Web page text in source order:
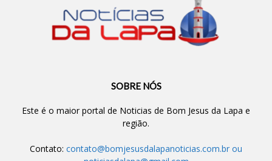
SOBRE NÓS
Este é o maior portal de Noticias de Bom Jesus da Lapa e
região.
Contato: contato@bomjesusdalapanoticias.com.br ou